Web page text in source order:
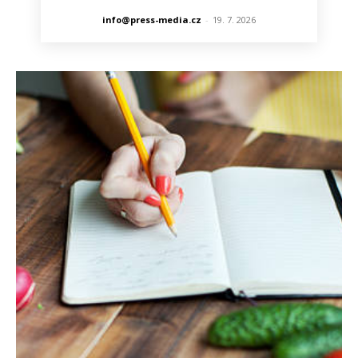
info@press-media.cz - 19. 7. 2026